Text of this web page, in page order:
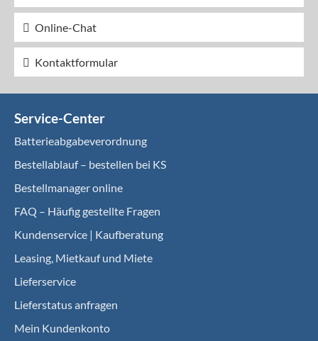
Online-Chat
Kontaktformular
Service-Center
Batterieabgabeverordnung
Bestellablauf – bestellen bei KS
Bestellmanager online
FAQ – Häufig gestellte Fragen
Kundenservice | Kaufberatung
Leasing, Mietkauf und Miete
Lieferservice
Lieferstatus anfragen
Mein Kundenkonto